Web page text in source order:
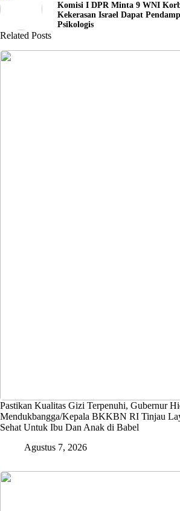
Komisi I DPR Minta 9 WNI
Kekerasan Israel Dapat
Psikologis
Related Posts
Pastikan Kualitas Gizi Terpenuhi, Gubernur
Mendukbangga/Kepala BKKBN RI Tinjau
Sehat Untuk Ibu Dan Anak di Babel
Agustus 7, 2026